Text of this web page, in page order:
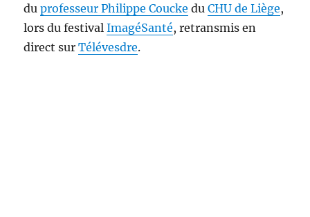
duprofesseur Philippe Coucke duCHU de Liège,
lors du festivalImagéSanté, retransmis en
direct surTélévesdre.